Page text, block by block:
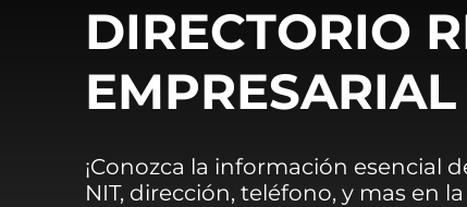
DIRECTORIO
EMPRESARIAL
¡Conozca la información esencial
NIT, dirección, teléfono, y mas en